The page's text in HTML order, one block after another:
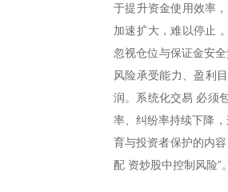
于提升资金使用效率
加速扩大，难以停止
忽视仓位与保证金安
风险承受能力、盈利
润。系统化交易 必须
率、纠纷率持续下降
育与投资者保护的内
配 资炒股中控制风险”。